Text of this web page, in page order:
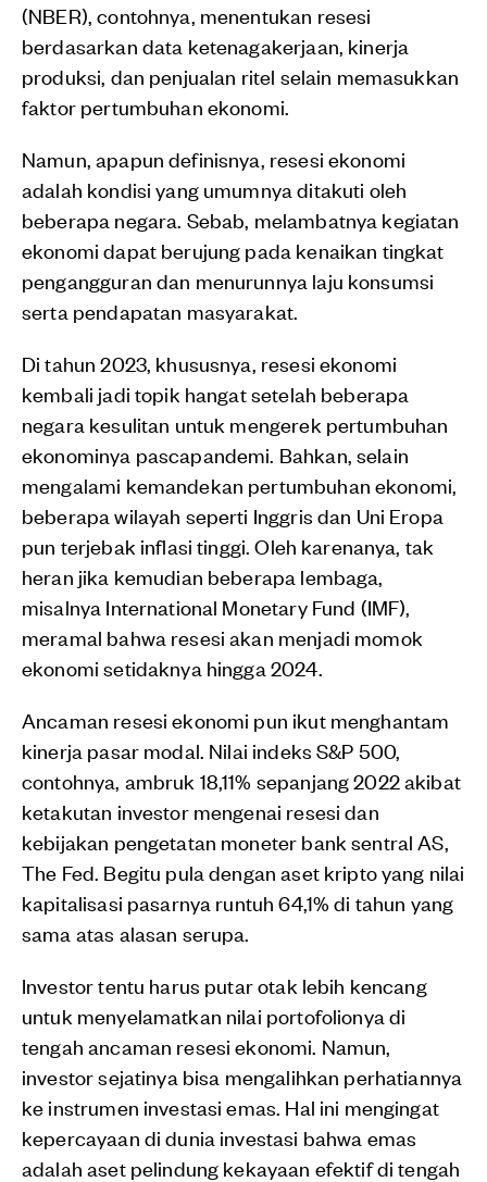
(NBER), contohnya, menentukan resesi
berdasarkan data ketenagakerjaan, kinerja
produksi, dan penjualan ritel selain memasukkan
faktor pertumbuhan ekonomi.
Namun, apapun definisnya, resesi ekonomi
adalah kondisi yang umumnya ditakuti oleh
beberapa negara. Sebab, melambatnya kegiatan
ekonomi dapat berujung pada kenaikan tingkat
pengangguran dan menurunnya laju konsumsi
serta pendapatan masyarakat.
Di tahun 2023, khususnya, resesi ekonomi
kembali jadi topik hangat setelah beberapa
negara kesulitan untuk mengerek pertumbuhan
ekonominya pascapandemi. Bahkan, selain
mengalami kemandekan pertumbuhan ekonomi,
beberapa wilayah seperti Inggris dan Uni Eropa
pun terjebak inflasi tinggi. Oleh karenanya, tak
heran jika kemudian beberapa lembaga,
misalnya International Monetary Fund (IMF),
meramal bahwa resesi akan menjadi momok
ekonomi setidaknya hingga 2024.
Ancaman resesi ekonomi pun ikut menghantam
kinerja pasar modal. Nilai indeks S&P 500,
contohnya, ambruk 18,11% sepanjang 2022 akibat
ketakutan investor mengenai resesi dan
kebijakan pengetatan moneter bank sentral AS,
The Fed. Begitu pula dengan aset kripto yang nilai
kapitalisasi pasarnya runtuh 64,1% di tahun yang
sama atas alasan serupa.
Investor tentu harus putar otak lebih kencang
untuk menyelamatkan nilai portofolionya di
tengah ancaman resesi ekonomi. Namun,
investor sejatinya bisa mengalihkan perhatiannya
ke instrumen investasi emas. Hal ini mengingat
kepercayaan di dunia investasi bahwa emas
adalah aset pelindung kekayaan efektif di tengah